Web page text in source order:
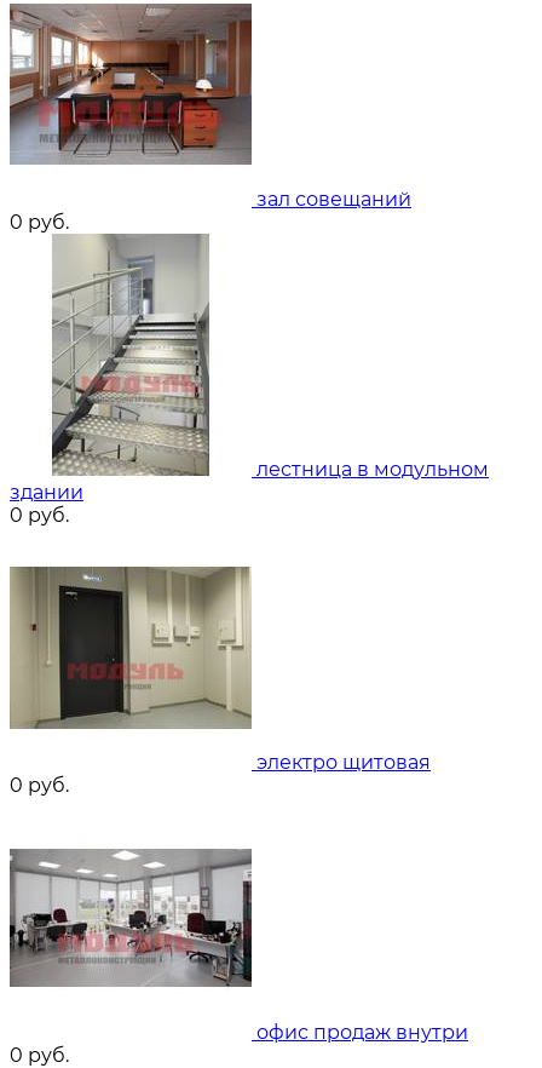
зал совещаний
0 руб.
лестница в модульном
здании
0 руб.
электро щитовая
0 руб.
офис продаж внутри
0 руб.